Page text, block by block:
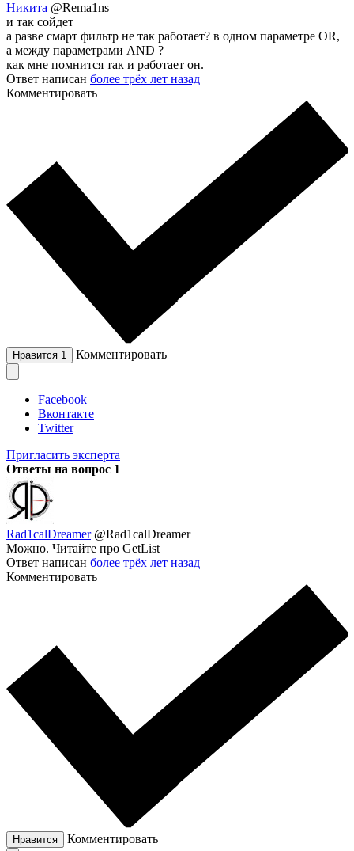
Никита @Rema1ns
и так сойдет
а разве смарт фильтр не так работает? в одном параметре OR,
а между параметрами AND ?
как мне помнится так и работает он.
Ответ написан более трёх лет назад
Комментировать
Нравится 1 Комментировать
Facebook
Вконтакте
Twitter
Пригласить эксперта
Ответы на вопрос 1
Rad1calDreamer @Rad1calDreamer
Можно. Читайте про GetList
Ответ написан более трёх лет назад
Комментировать
Нравится Комментировать